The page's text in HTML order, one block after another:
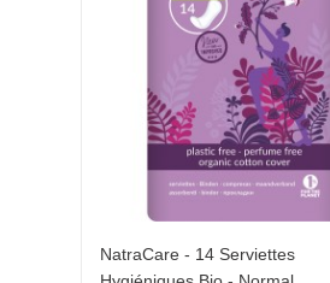
NatraCare - 14 Serviettes